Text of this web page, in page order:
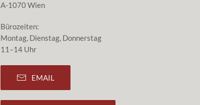
A-1070 Wien
Bürozeiten:
Montag, Dienstag, Donnerstag
11–14 Uhr
EMAIL